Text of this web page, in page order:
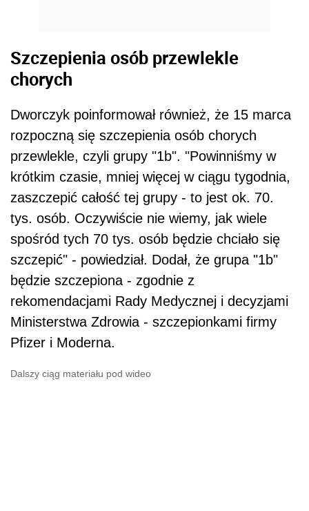
Szczepienia osób przewlekle
chorych
Dworczyk poinformował również, że 15 marca
rozpoczną się szczepienia osób chorych
przewlekle, czyli grupy "1b". "Powinniśmy w
krótkim czasie, mniej więcej w ciągu tygodnia,
zaszczepić całość tej grupy - to jest ok. 70.
tys. osób. Oczywiście nie wiemy, jak wiele
spośród tych 70 tys. osób będzie chciało się
szczepić" - powiedział. Dodał, że grupa "1b"
będzie szczepiona - zgodnie z
rekomendacjami Rady Medycznej i decyzjami
Ministerstwa Zdrowia - szczepionkami firmy
Pfizer i Moderna.
Dalszy ciąg materiału pod wideo